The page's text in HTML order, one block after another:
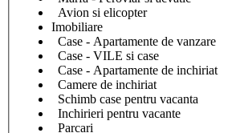
Avion si elicopter
Imobiliare
Case - Apartamente de vanzare
Case - VILE si case
Case - Apartamente de inchiriat
Camere de inchiriat
Schimb case pentru vacanta
Inchirieri pentru vacante
Parcari